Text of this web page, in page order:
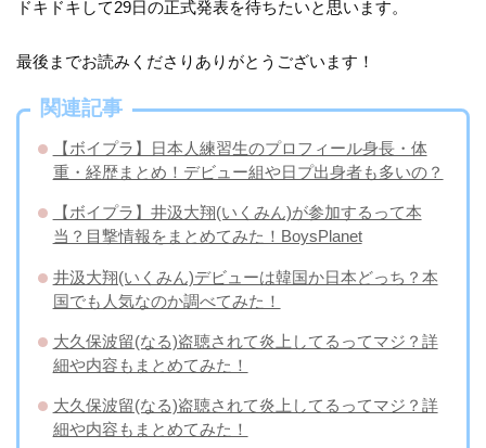
ドキドキして29日の正式発表を待ちたいと思います。
最後までお読みくださりありがとうございます！
関連記事
【ボイプラ】日本人練習生のプロフィール身長・体
重・経歴まとめ！デビュー組や日プ出身者も多いの？
【ボイプラ】井汲大翔(いくみん)が参加するって本
当？目撃情報をまとめてみた！BoysPlanet
井汲大翔(いくみん)デビューは韓国か日本どっち？本
国でも人気なのか調べてみた！
大久保波留(なる)盗聴されて炎上してるってマジ？詳
細や内容もまとめてみた！
大久保波留(なる)盗聴されて炎上してるってマジ？詳
細や内容もまとめてみた！